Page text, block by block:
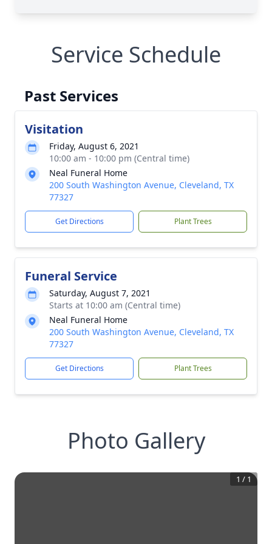
Service Schedule
Past Services
Visitation
Friday, August 6, 2021
10:00 am - 10:00 pm (Central time)
Neal Funeral Home
200 South Washington Avenue, Cleveland, TX
77327
Get Directions Plant Trees
Funeral Service
Saturday, August 7, 2021
Starts at 10:00 am (Central time)
Neal Funeral Home
200 South Washington Avenue, Cleveland, TX
77327
Get Directions Plant Trees
Photo Gallery
1 / 1